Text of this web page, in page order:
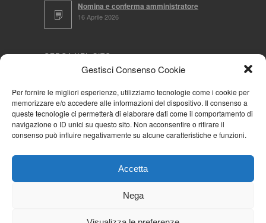
Gestisci Consenso Cookie
Per fornire le migliori esperienze, utilizziamo tecnologie come i cookie per
memorizzare e/o accedere alle informazioni del dispositivo. Il consenso a
queste tecnologie ci permetterà di elaborare dati come il comportamento di
navigazione o ID unici su questo sito. Non acconsentire o ritirare il
consenso può influire negativamente su alcune caratteristiche e funzioni.
Accetta
Nega
Nomina e conferma amministratore
16 Aprile 2026
CERCA NEL SITO
NAVIGA PER
Mappa completa
Cookie Policy (UE)
Iscriviti alla Community AziendaCondominio